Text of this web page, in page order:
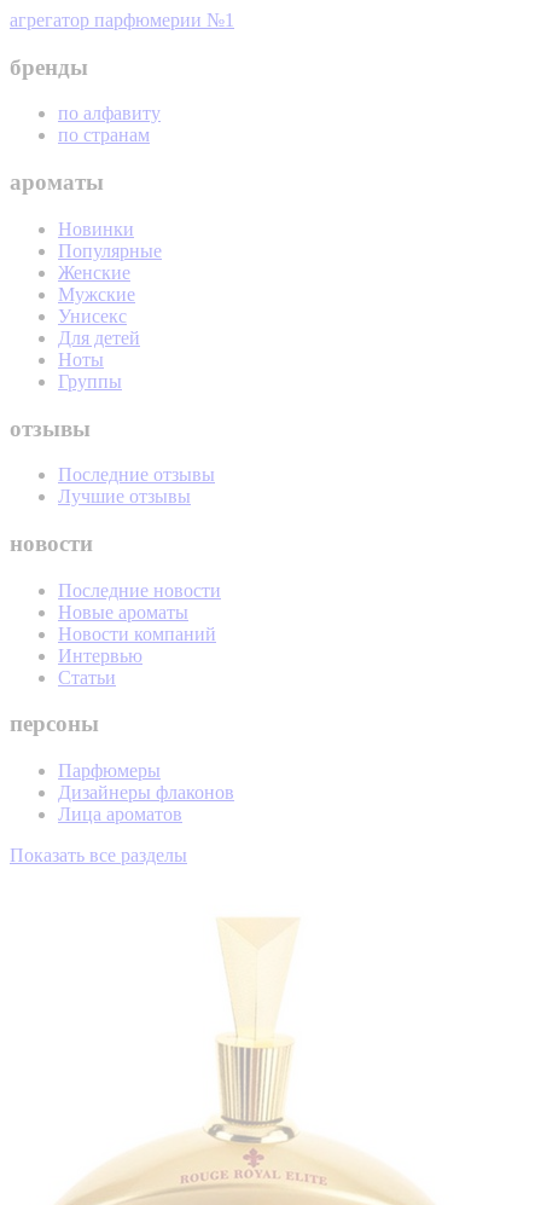
агрегатор парфюмерии №1
бренды
по алфавиту
по странам
ароматы
Новинки
Популярные
Женские
Мужские
Унисекс
Для детей
Ноты
Группы
отзывы
Последние отзывы
Лучшие отзывы
новости
Последние новости
Новые ароматы
Новости компаний
Интервью
Статьи
персоны
Парфюмеры
Дизайнеры флаконов
Лица ароматов
Показать все разделы